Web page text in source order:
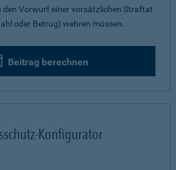
den Vorwurf einer vorsätzlichen Straftat
oder Betrug) wehren müssen.
Beitrag berechnen
Konfigurator